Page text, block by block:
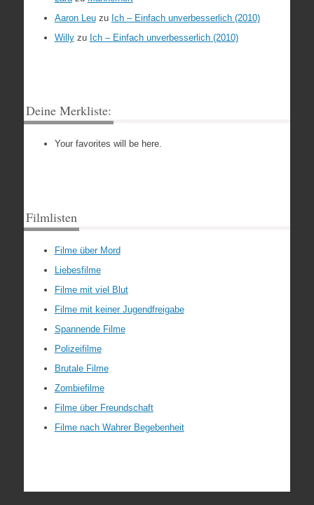
Aaron Leuzu Ich – Einfach unverbesserlich (2010)
Willyzu Ich – Einfach unverbesserlich (2010)
Deine Merkliste:
Your favorites will be here.
Filmlisten
Filme über Mord
Liebesfilme
Filme mit viel Blut
Filme mit keiner Jugendfreigabe
Spannende Filme
Polizeifilme
Brutale Filme
Zombiefilme
Filme über Freundschaft
Filme nach Wahrer Begebenheit